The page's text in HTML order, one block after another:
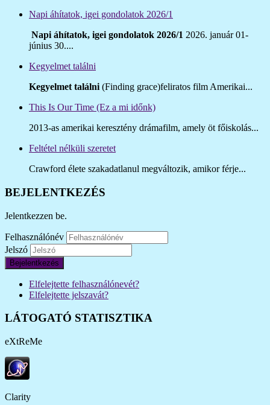
Napi áhítatok, igei gondolatok 2026/1
Napi áhítatok, igei gondolatok 2026/1 2026. január 01-
június 30....
Kegyelmet találni
Kegyelmet találni (Finding grace)feliratos film Amerikai...
This Is Our Time (Ez a mi időnk)
2013-as amerikai keresztény drámafilm, amely öt főiskolás...
Feltétel nélküli szeretet
Crawford élete szakadatlanul megváltozik, amikor férje...
BEJELENTKEZÉS
Jelentkezzen be.
Felhasználónév
Jelszó
Bejelentkezés
Elfelejtette felhasználónevét?
Elfelejtette jelszavát?
LÁTOGATÓ STATISZTIKA
eXtReMe
Clarity